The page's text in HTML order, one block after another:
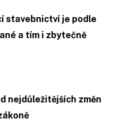
stavebnictví je podle
a tím i zbytečně
nejdůležitějších změn